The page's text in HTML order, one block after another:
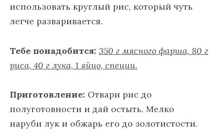
использовать круглый рис, который чуть
легче разваривается.
Тебе понадобится: 350 г мясного фарша, 80 г
риса, 40 г лука, 1 яйцо, специи.
Приготовление: Отвари рис до
полуготовности и дай остыть. Мелко
наруби лук и обжарь его до золотистости.